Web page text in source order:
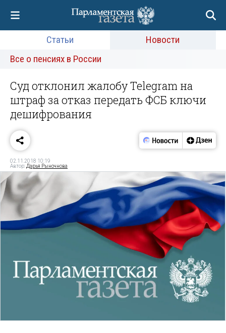
Статьи
Новости
Все о пенсиях в России
Суд отклонил жалобу Telegram на
штраф за отказ передать ФСБ ключи
дешифрования
02.11.2018 10:19
Автор: Дарья Рыночнова